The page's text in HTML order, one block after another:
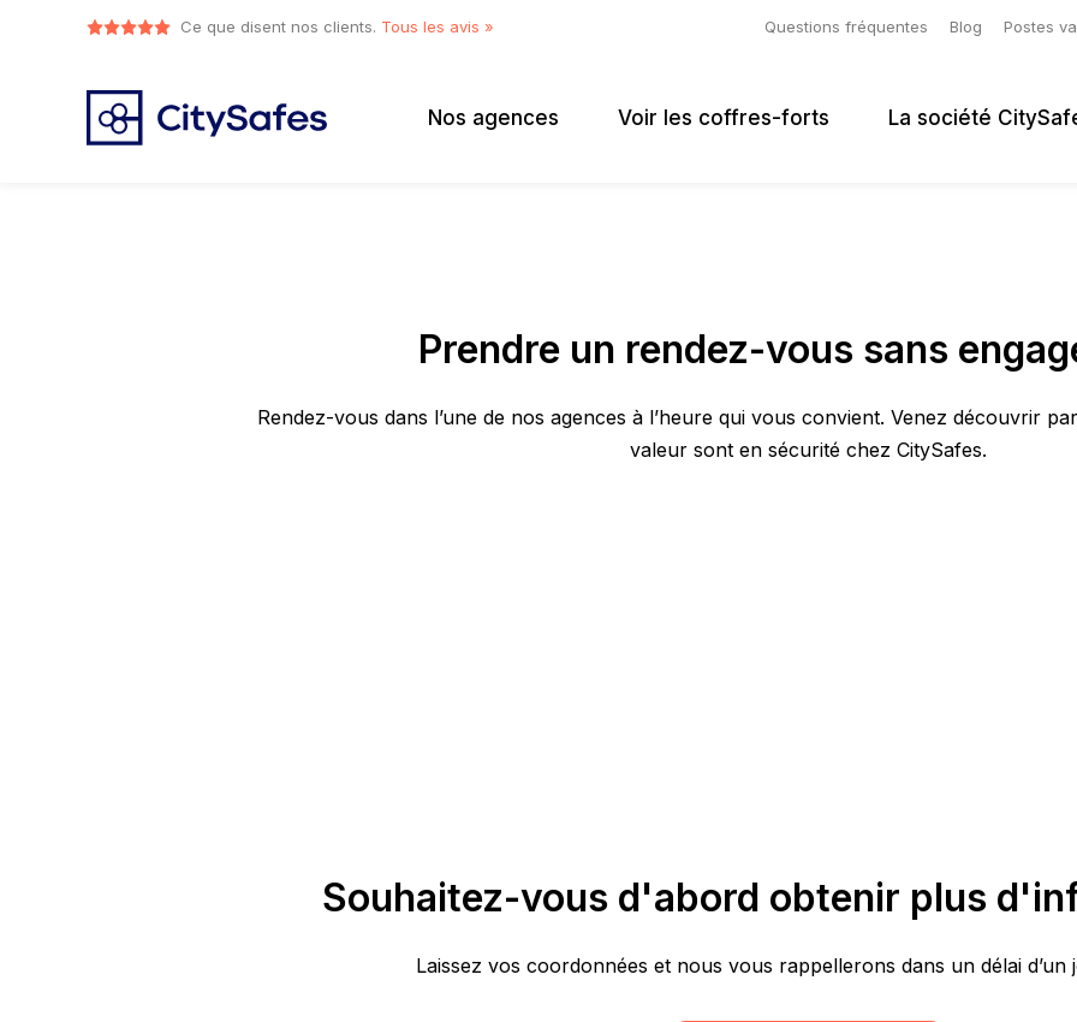
Ce que disent nos clients. Tous les avis » Questions fréquentes Blog Postes
Nos agences Voir les coffres-forts La société
Prendre un rendez-vous sans
Rendez-vous dans l’une de nos agences à l’heure qui vous convient. Venez découvrir
valeur sont en sécurité chez CitySafes.
Souhaitez-vous d'abord obtenir plus
Laissez vos coordonnées et nous vous rappellerons dans un délai d’un